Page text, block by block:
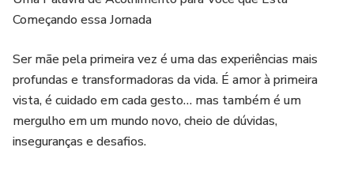
Começando essa Jornada
Ser mãe pela primeira vez é uma das experiências mais
profundas e transformadoras da vida. É amor à primeira
vista, é cuidado em cada gesto… mas também é um
mergulho em um mundo novo, cheio de dúvidas,
inseguranças e desafios.